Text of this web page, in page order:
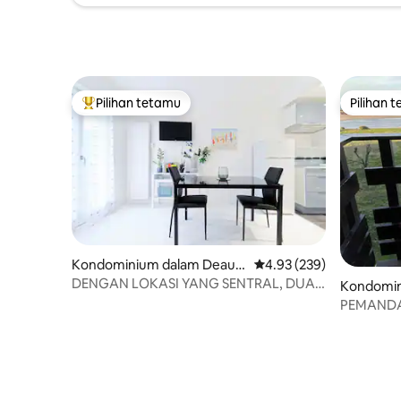
Pilihan utama tetamu
Pilihan tetamu
Kondominium dalam Deauvi
lle
Penarafan purata 4.93
4.93 (239)
DENGAN LOKASI YANG SENTRAL, DUA
Pilihan
Pilihan
le